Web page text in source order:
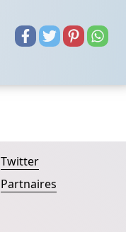
Twitter
Partnaires